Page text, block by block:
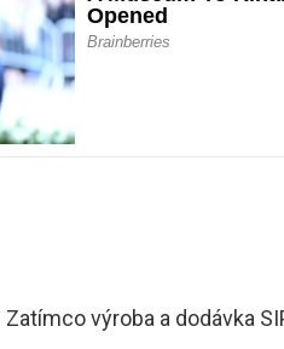
výroba a dodávka